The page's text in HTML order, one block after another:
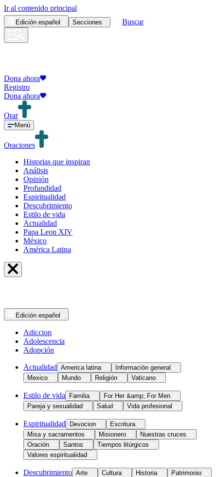
Ir al contenido principal
Edición español Secciones Buscar
Dona ahora
Registro
Dona ahora
Orar
Menú
Oraciones
Historias que inspiran
Análisis
Opinión
Profundidad
Espiritualidad
Descubrimiento
Estilo de vida
Actualidad
Papa Leon XIV
México
América Latina
Edición español
Adiccion
Adolescencia
Adopción
Actualidad America latina
Información general
Mexico
Mundo Religión Vaticano
Estilo de vida Familia
For Her &amp; For Men
Pareja y sexualidad
Salud Vida profesional
Espiritualidad Devocion
Escritura
Misa y sacramentos
Misionero
Nuestras cruces
Oración
Santos
Tiempos litúrgicos
Valores espiritualidad
Descubrimiento Arte Cultura Historia
Patrimonio